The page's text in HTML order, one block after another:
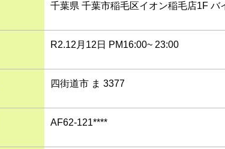
千葉県 千葉市稲毛区イオン稲毛店1F バ
R2.12月12日 PM16:00~ 23:00
四街道市 ま 3377
AF62-121****